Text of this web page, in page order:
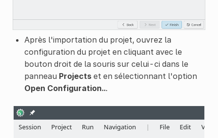
Après l'importation du projet, ouvrez la
configuration du projet en cliquant avec le
bouton droit de la souris sur celui-ci dans le
panneau Projectset en sélectionnant l'option
Open Configuration...